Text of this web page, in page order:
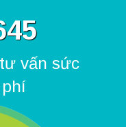
vấn sức